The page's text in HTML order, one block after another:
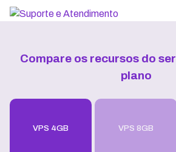
Compare os recursos do
plano
VPS 4GB VPS 8GB